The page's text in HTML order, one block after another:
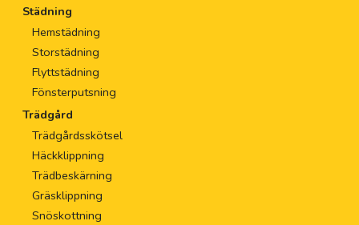
Städning
Hemstädning
Storstädning
Flyttstädning
Fönsterputsning
Trädgård
Trädgårdsskötsel
Häckklippning
Trädbeskärning
Gräsklippning
Snöskottning